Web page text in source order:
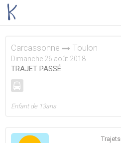
Carcassonne Toulon
Dimanche 26 août 2018
TRAJET PASSÉ
Enfant de 13ans